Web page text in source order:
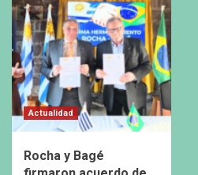
Actualidad
Rocha y Bagé